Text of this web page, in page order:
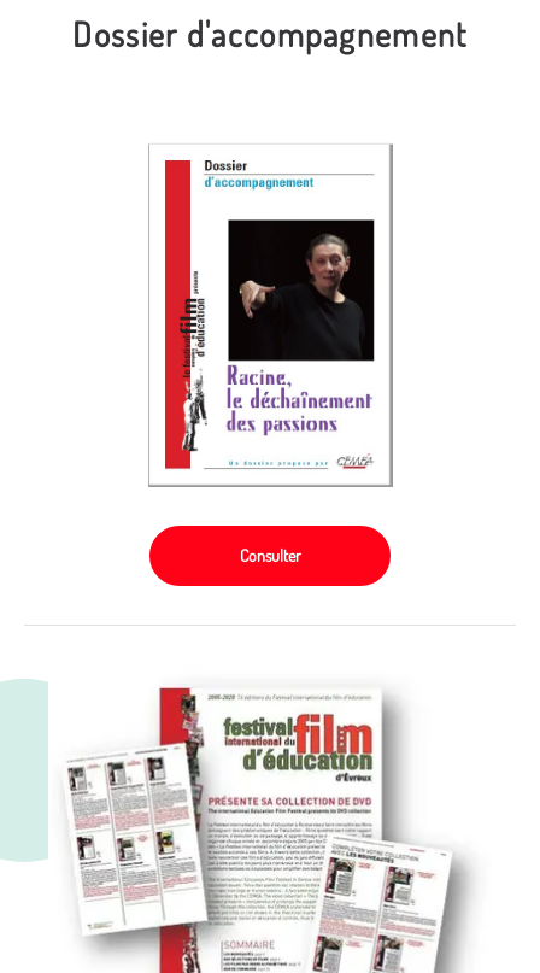
Dossier d'accompagnement
Consulter